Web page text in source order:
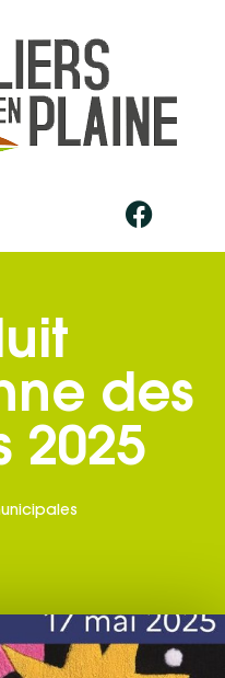
des
2025